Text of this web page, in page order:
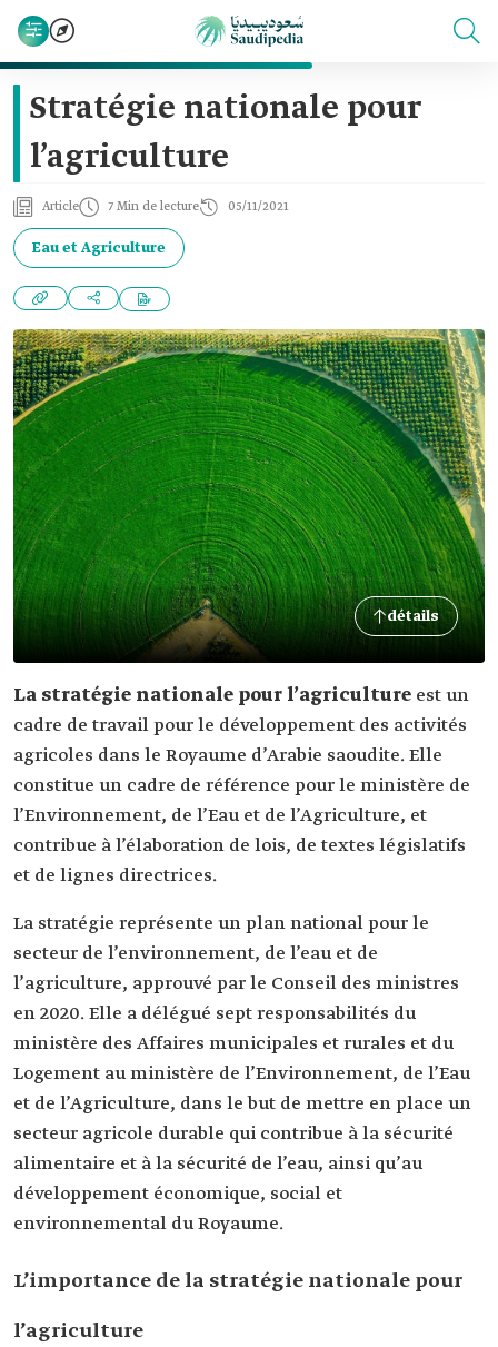
Stratégie nationale pour
l’agriculture
Article 7 Min de lecture 05/11/2021
Eau et Agriculture
détails
La stratégie nationale pour l’agriculture est un
cadre de travail pour le développement des activités
agricoles dans le Royaume d’Arabie saoudite. Elle
constitue un cadre de référence pour le ministère de
l’Environnement, de l’Eau et de l’Agriculture, et
contribue à l’élaboration de lois, de textes législatifs
et de lignes directrices.
La stratégie représente un plan national pour le
secteur de l’environnement, de l’eau et de
l’agriculture, approuvé par le Conseil des ministres
en 2020. Elle a délégué sept responsabilités du
ministère des Affaires municipales et rurales et du
Logement au ministère de l’Environnement, de l’Eau
et de l’Agriculture, dans le but de mettre en place un
secteur agricole durable qui contribue à la sécurité
alimentaire et à la sécurité de l’eau, ainsi qu’au
développement économique, social et
environnemental du Royaume.
L’importance de la stratégie nationale pour
l’agriculture